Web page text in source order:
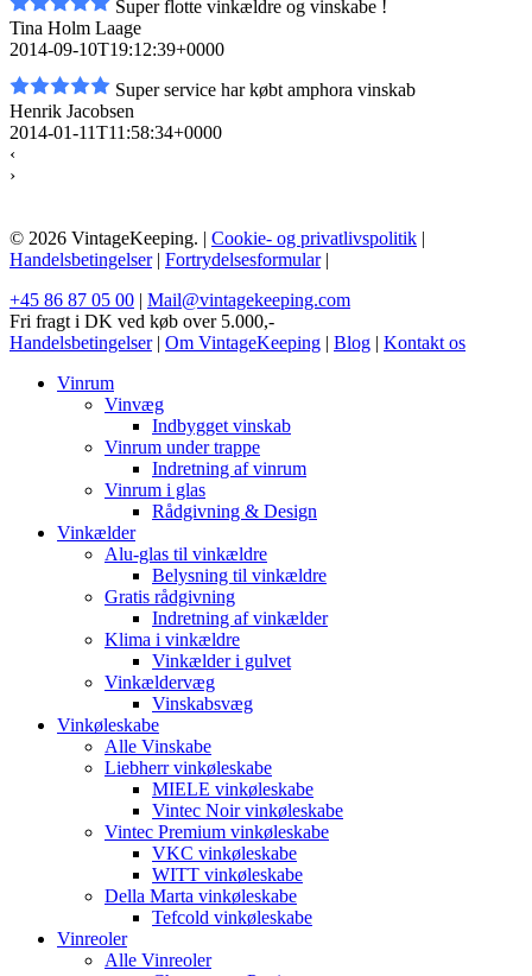
Super flotte vinkældre og vinskabe !
Tina Holm Laage
2014-09-10T19:12:39+0000
Super service har købt amphora vinskab
Henrik Jacobsen
2014-01-11T11:58:34+0000
‹
›
© 2026 VintageKeeping. | Cookie- og privatlivspolitik |
Handelsbetingelser| Fortrydelsesformular|
+45 86 87 05 00 | Mail@vintagekeeping.com
Fri fragt i DK ved køb over 5.000,-
Handelsbetingelser| Om VintageKeeping | Blog | Kontakt os
Vinrum
Vinvæg
Indbygget vinskab
Vinrum under trappe
Indretning af vinrum
Vinrum i glas
Rådgivning & Design
Vinkælder
Alu-glas til vinkældre
Belysning til vinkældre
Gratis rådgivning
Indretning af vinkælder
Klima i vinkældre
Vinkælder i gulvet
Vinkældervæg
Vinskabsvæg
Vinkøleskabe
Alle Vinskabe
Liebherr vinkøleskabe
MIELE vinkøleskabe
Vintec Noir vinkøleskabe
Vintec Premium vinkøleskabe
VKC vinkøleskabe
WITT vinkøleskabe
Della Marta vinkøleskabe
Tefcold vinkøleskabe
Vinreoler
Alle Vinreoler